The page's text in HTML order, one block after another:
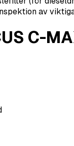
av
C-